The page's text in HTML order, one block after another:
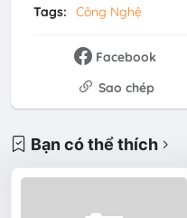
Tags: Công Nghệ
Facebook
Sao chép
Bạn có thể thích